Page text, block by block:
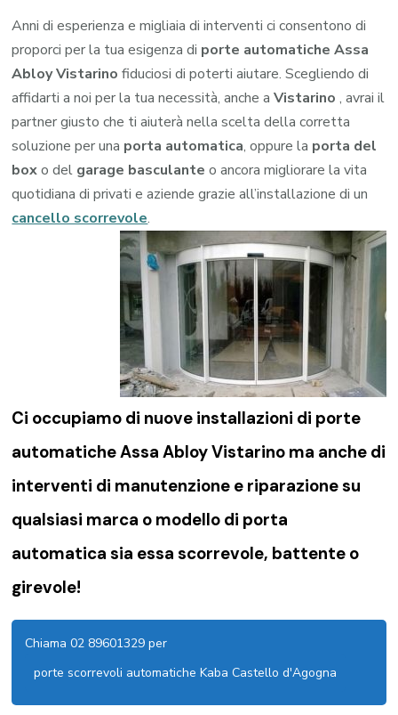
Anni di esperienza e migliaia di interventi ci consentono di
proporci per la tua esigenza di porte automatiche Assa
Abloy Vistarino fiduciosi di poterti aiutare. Scegliendo di
affidarti a noi per la tua necessità, anche aVistarino, avrai il
partner giusto che ti aiuterà nella scelta della corretta
soluzione per una porta automatica, oppure la porta del
boxo del garage basculante o ancora migliorare la vita
quotidiana di privati e aziende grazie all’installazione di un
cancello scorrevole.
Ci occupiamo di nuove installazioni di porte
automatiche Assa Abloy Vistarino ma anche di
interventi di manutenzione e riparazione su
qualsiasi marca o modello di porta
automatica sia essa scorrevole, battente o
girevole!
Chiama 02 89601329 per
porte scorrevoli automatiche Kaba Castello d'Agogna